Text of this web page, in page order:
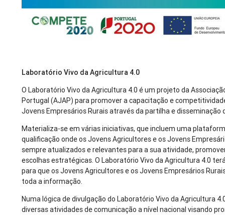
Laboratório Vivo da Agricultura 4.0
O Laboratório Vivo da Agricultura 4.0 é um projeto da
Portugal (AJAP) para promover a capacitação e
Jovens Empresários Rurais através da partilha e
Materializa-se em várias iniciativas, que incluem uma
qualificação onde os Jovens Agricultores e os Jovens
sempre atualizados e relevantes para a sua atividade,
escolhas estratégicas. O Laboratório Vivo da Agricultura 4.0
para que os Jovens Agricultores e os Jovens Empresários
toda a informação.
Numa lógica de divulgação do Laboratório Vivo da Agricultura
diversas atividades de comunicação a nível nacional visando